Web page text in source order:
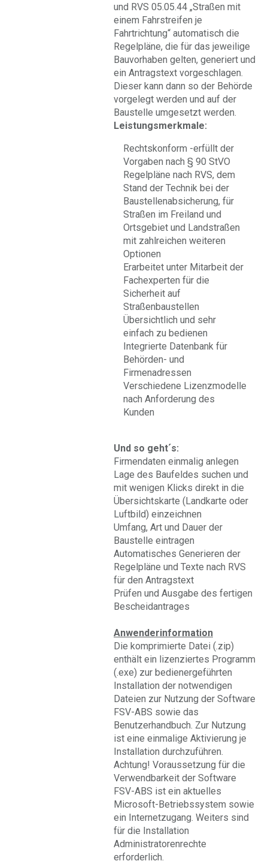
und RVS 05.05.44 „Straßen mit
einem Fahrstreifen je
Fahrtrichtung“ automatisch die
Regelpläne, die für das jeweilige
Bauvorhaben gelten, generiert und
ein Antragstext vorgeschlagen.
Dieser kann dann so der Behörde
vorgelegt werden und auf der
Baustelle umgesetzt werden.
Leistungsmerkmale:
Rechtskonform -erfüllt der
Vorgaben nach § 90 StVO
Regelpläne nach RVS, dem
Stand der Technik bei der
Baustellenabsicherung, für
Straßen im Freiland und
Ortsgebiet und Landstraßen
mit zahlreichen weiteren
Optionen
Erarbeitet unter Mitarbeit der
Fachexperten für die
Sicherheit auf
Straßenbaustellen
Übersichtlich und sehr
einfach zu bedienen
Integrierte Datenbank für
Behörden- und
Firmenadressen
Verschiedene Lizenzmodelle
nach Anforderung des
Kunden
Und so geht´s:
Firmendaten einmalig anlegen
Lage des Baufeldes suchen und
mit wenigen Klicks direkt in die
Übersichtskarte (Landkarte oder
Luftbild) einzeichnen
Umfang, Art und Dauer der
Baustelle eintragen
Automatisches Generieren der
Regelpläne und Texte nach RVS
für den Antragstext
Prüfen und Ausgabe des fertigen
Bescheidantrages
Anwenderinformation
Die komprimierte Datei (.zip)
enthält ein lizenziertes Programm
(.exe) zur bedienergeführten
Installation der notwendigen
Dateien zur Nutzung der Software
FSV-ABS sowie das
Benutzerhandbuch. Zur Nutzung
ist eine einmalige Aktivierung je
Installation durchzuführen.
Achtung! Voraussetzung für die
Verwendbarkeit der Software
FSV-ABS ist ein aktuelles
Microsoft-Betriebssystem sowie
ein Internetzugang. Weiters sind
für die Installation
Administratorenrechte
erforderlich.